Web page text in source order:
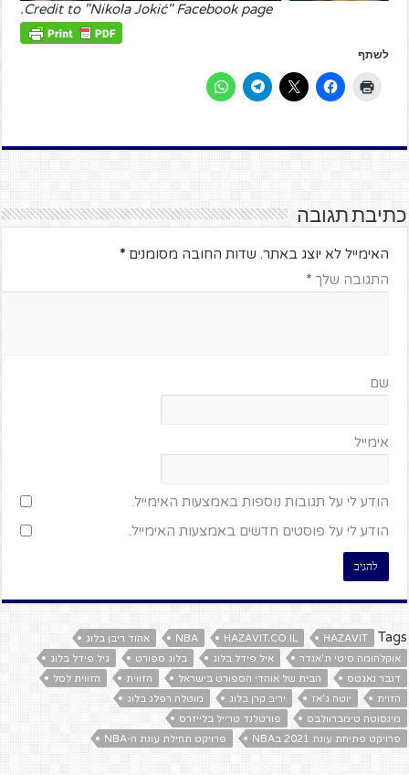
Credit to "Nikola Jokić" Facebook page.
לשתף
כתיבת תגובה
האימייל לא יוצג באתר. שדות החובה מסומנים*
התגובה שלך*
שם
אימייל
הודע לי על תגובות נוספות באמצעות האימייל.
הודע לי על פוסטים חדשים באמצעות האימייל.
Tags
HAZAVIT
HAZAVIT.CO.IL
NBA
אהוד ריבן בלוג
אוקלהומה סיטי ת'אנדר
איל פידל בלוג בלוג ספורט
גיל פידל בלוג
דנבר נאגטס
הבית של אוהדי הספורט בישראל הזווית
הזווית לסל
הזוית
יוטה ג'אז יריב קרן בלוג
מוטלה רפלג בלוג
מינסוטה טימברוולבס
פורטלנד טרייל בלייזרס
פרויקט פתיחת עונת 2021 בNBA
פרויקט תחילת עונת ה-NBA